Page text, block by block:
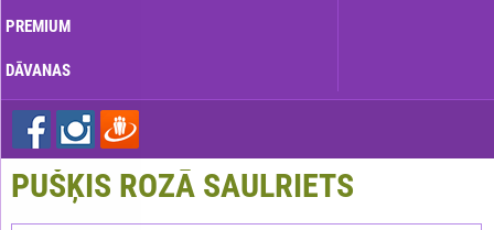
PREMIUM
DĀVANAS
PUŠĶIS ROZĀ SAULRIETS